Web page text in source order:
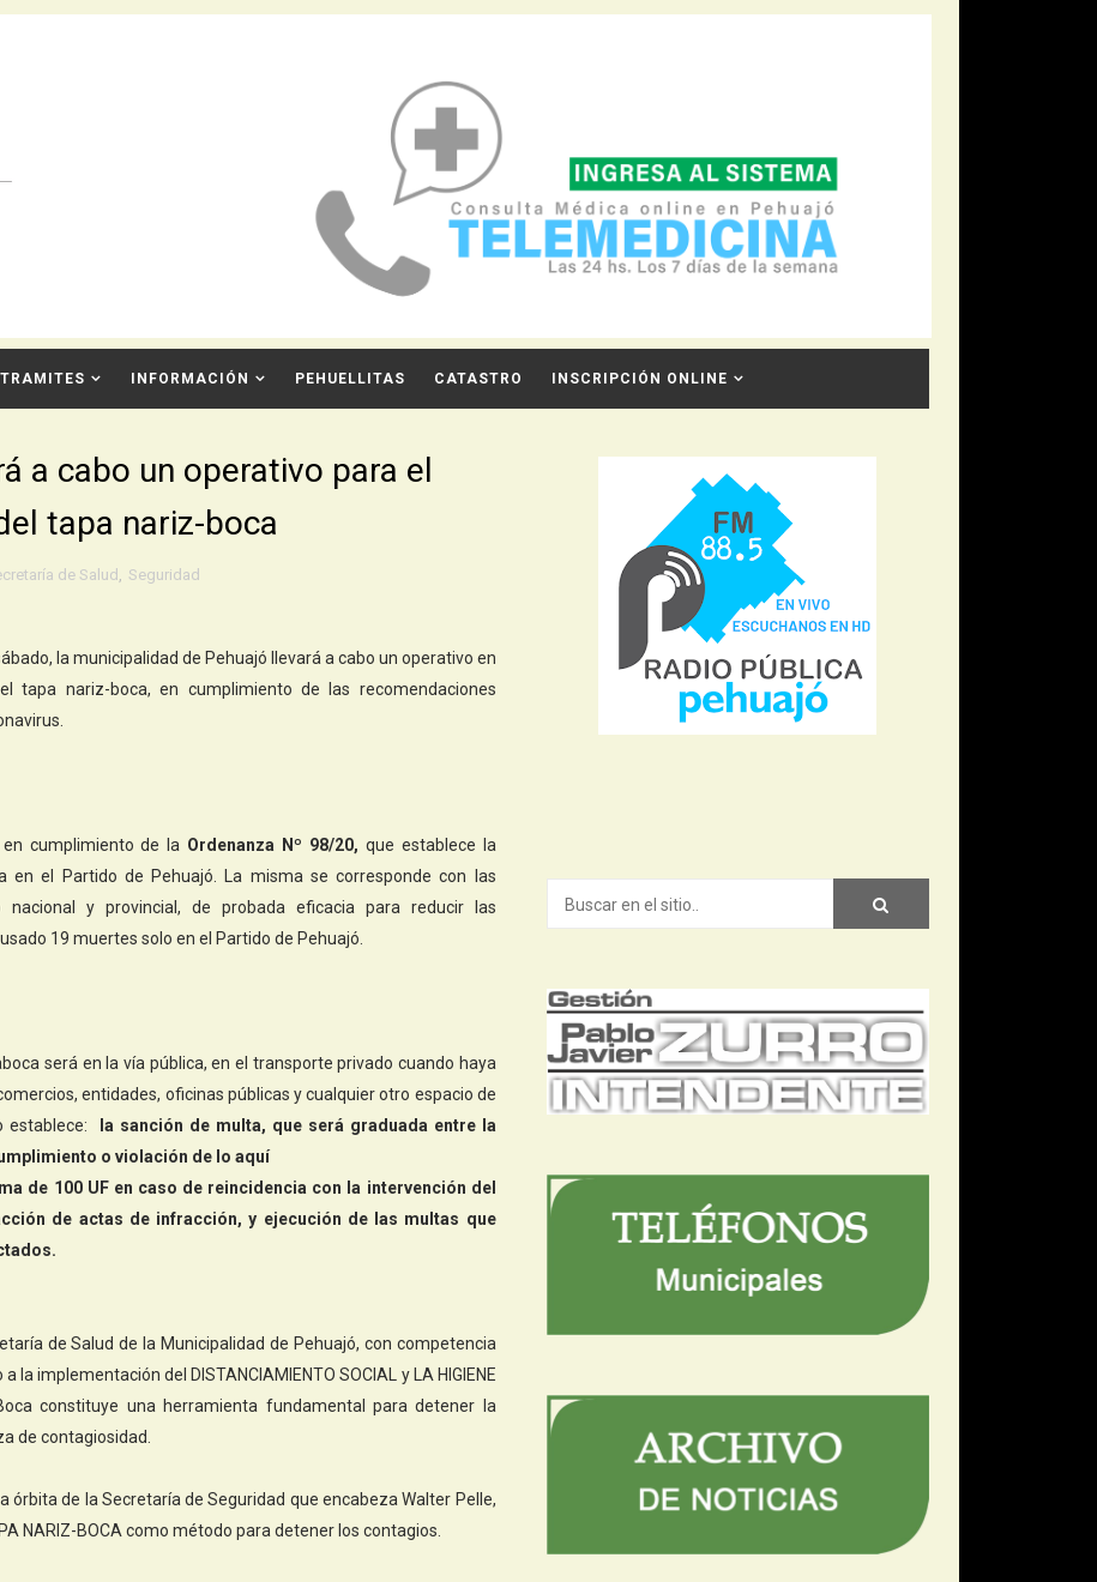
TRAMITES INFORMACIÓN PEHUELLITAS CATASTRO INSCRIPCIÓN ONLINE
a cabo un operativo para el
tapa nariz-boca
de Salud , Seguridad
la municipalidad de Pehuajó llevará a cabo un operativo en
tapa nariz-boca, en cumplimiento de las recomendaciones
cumplimiento de la Ordenanza Nº 98/20, que establece la
en el Partido de Pehuajó. La misma se corresponde con las
y provincial, de probada eficacia para reducir las
19 muertes solo en el Partido de Pehuajó.
será en la vía pública, en el transporte privado cuando haya
entidades, oficinas públicas y cualquier otro espacio de
establece:
la sanción de multa, que será graduada entre la
o violación de lo aquí
de 100 UF en caso de reincidencia con la intervención del
de actas de infracción, y ejecución de las multas que
de Salud de la Municipalidad de Pehuajó, con competencia
implementación del DISTANCIAMIENTO SOCIAL y LA HIGIENE
constituye una herramienta fundamental para detener la
de contagiosidad.
órbita de la Secretaría de Seguridad que encabeza Walter Pelle,
NARIZ-BOCA como método para detener los contagios.